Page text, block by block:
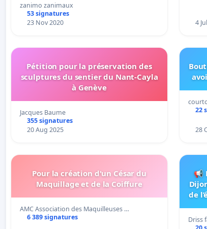
zanimo zanimaux
53 signatures
23 Nov 2020
4
Pétition pour la préservation des
sculptures du sentier du Nant-Cayla
à Genève
Jacques Baume
355 signatures
20 Aug 2025
22
28
Pour la création d'un César du
Maquillage et de la Coiffure
AMC Association des Maquilleuses …
6 389 signatures
📢
de
Driss